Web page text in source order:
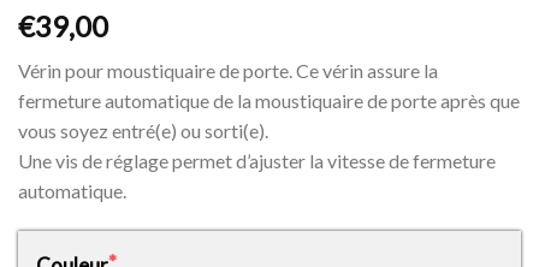
€39,00
Vérin pour moustiquaire de porte. Ce vérin assure la
fermeture automatique de la moustiquaire de porte après que
vous soyez entré(e) ou sorti(e).
Une vis de réglage permet d’ajuster la vitesse de fermeture
automatique.